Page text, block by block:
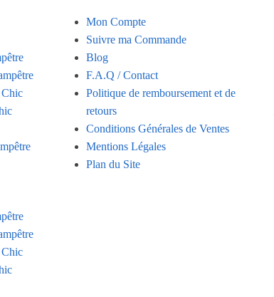
Chic
Chic
Mon Compte
Suivre ma Commande
Blog
F.A.Q / Contact
Politique de remboursement et de
retours
Conditions Générales de Ventes
Mentions Légales
Plan du Site